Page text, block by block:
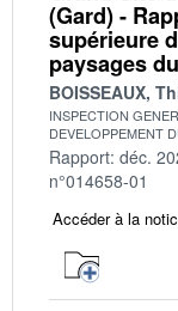
(Gard) -
supérieure
paysages
BOISSEAUX,
INSPECTION
DEVELOPPEMENT
Rapport: déc.
n°014658-01
Accéder à la